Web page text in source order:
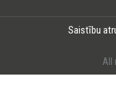
Saistību
All